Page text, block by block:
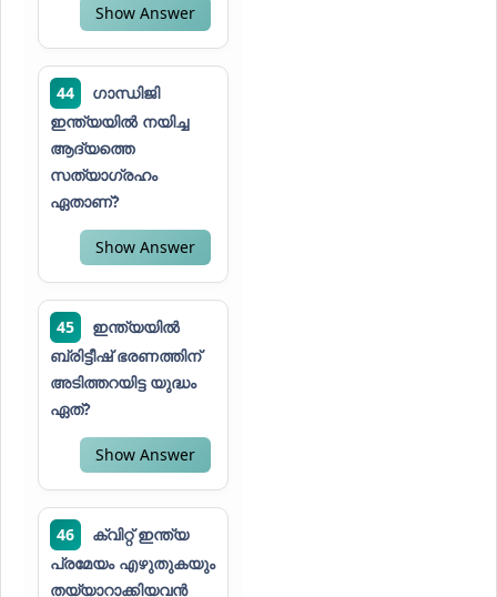
Show Answer
44
ഗാന്ധിജി
ഇന്ത്യയിൽ നയിച്ച
ആദ്യത്തെ
സത്യാഗ്രഹം
ഏതാണ്?
Show Answer
45
ഇന്ത്യയിൽ
ബ്രിട്ടീഷ് ഭരണത്തിന്
അടിത്തറയിട്ട യുദ്ധം
ഏത്?
Show Answer
46
ക്വിറ്റ് ഇന്ത്യ
പ്രമേയം എഴുതുകയും
തയ്യാറാക്കിയവൻ